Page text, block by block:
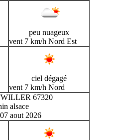
peu nuageux
vent 7 km/h Nord Est
ciel dégagé
vent 7 km/h Nord
67320
alsace
aout 2026